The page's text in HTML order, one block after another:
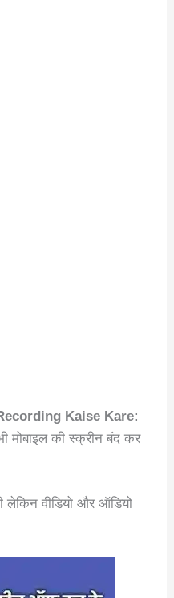
Kaise Kare:
मोबाइल की स्क्रीन बंद कर
लेकिन वीडियो और ऑडियो